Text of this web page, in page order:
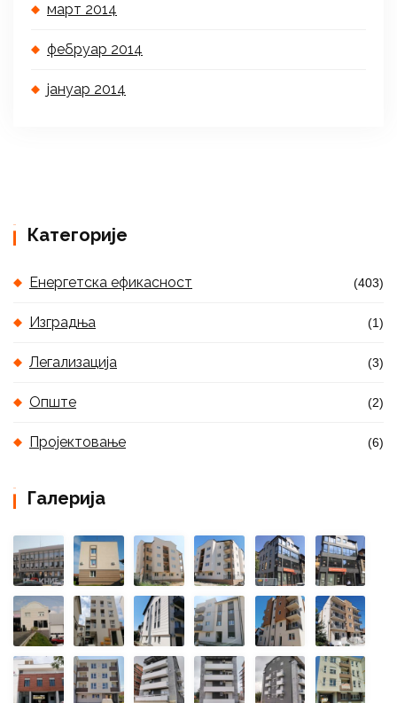
март 2014
фебруар 2014
јануар 2014
Категорије
Енергетска ефикасност (403)
Изградња (1)
Легализација (3)
Опште (2)
Пројектовање (6)
Галерија